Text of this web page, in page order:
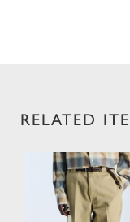
RELATED